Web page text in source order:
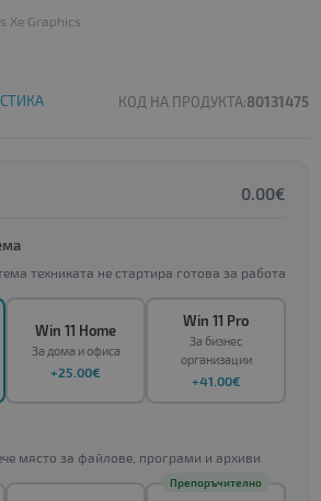
Xe Graphics
КОД НА ПРОДУКТА:80131475
0.00€
техниката не стартира готова за работа
Win 11 Home
За дома и офиса
+25.00€
Win 11 Pro
За бизнес
организации
+41.00€
място за файлове, програми и архиви
Препоръчително